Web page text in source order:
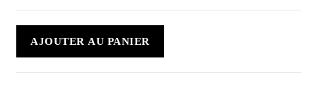
AJOUTER AU PANIER